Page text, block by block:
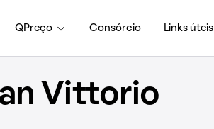
QPreço Consórcio Links úteis
Vittorio